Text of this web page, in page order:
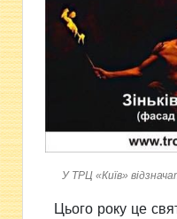
У ТРЦ «Київ»
Цього року це